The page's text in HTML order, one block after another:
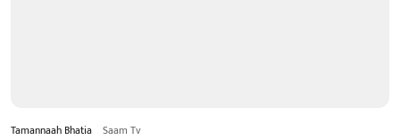
Tamannaah Bhatia Saam Tv